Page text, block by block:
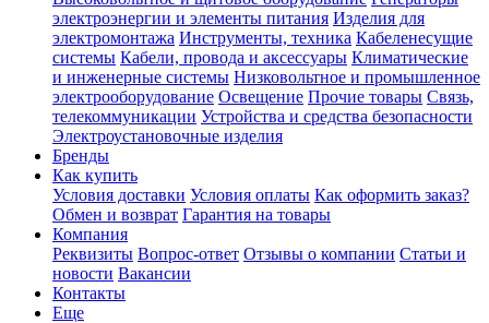
электроэнергии и элементы питания Изделия для
электромонтажа Инструменты, техника Кабеленесущие
системы Кабели, провода и аксессуары Климатические
и инженерные системы Низковольтное и промышленное
электрооборудование Освещение Прочие товары Связь,
телекоммуникации Устройства и средства безопасности
Электроустановочные изделия
Бренды
Как купить
Условия доставки Условия оплаты Как оформить заказ?
Обмен и возврат Гарантия на товары
Компания
Реквизиты Вопрос-ответ Отзывы о компании Статьи и
новости Вакансии
Контакты
Еще